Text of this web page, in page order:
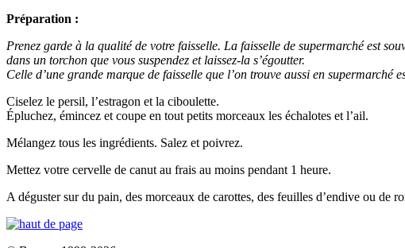
Préparation :
Prenez garde à la qualité de votre faisselle. La faisselle de supermarché est
dans un torchon que vous suspendez et laissez-la s’égoutter.
Celle d’une grande marque de faisselle que l’on trouve aussi en supermarché
Ciselez le persil, l’estragon et la ciboulette.
Épluchez, émincez et coupe en tout petits morceaux les échalotes et l’ail.
Mélangez tous les ingrédients. Salez et poivrez.
Mettez votre cervelle de canut au frais au moins pendant 1 heure.
A déguster sur du pain, des morceaux de carottes, des feuilles d’endive ou de